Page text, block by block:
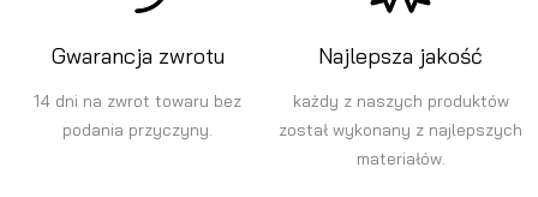
Gwarancja zwrotu
14 dni na zwrot towaru bez
podania przyczyny.
Najlepsza jakość
każdy z naszych produktów
został wykonany z najlepszych
materiałów.